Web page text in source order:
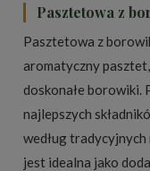
Pasztetowa z
Pasztetowa z
aromatyczny
doskonałe borowiki.
najlepszych
według
jest idealna jako